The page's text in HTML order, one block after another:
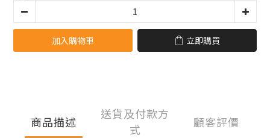
加入購物車 立即購買
商品描述
送貨及付款方
式
顧客評價